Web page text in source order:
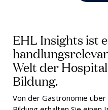
EHL Insights ist
Welt der
Bildung.
Von der Gastronomie